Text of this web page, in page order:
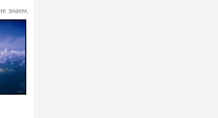
знаем,